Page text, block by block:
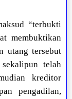
“terbukti
membuktikan
utang tersebut
telah
kreditor
pengadilan,